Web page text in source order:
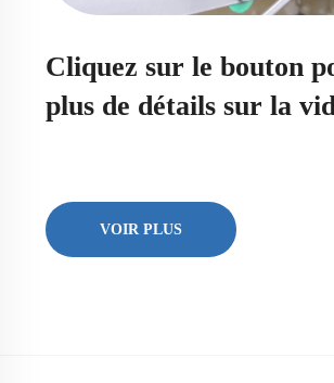
Cliquez sur le bouton
plus de détails sur la
VOIR PLUS